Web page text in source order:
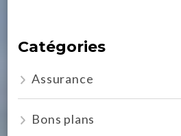
Catégories
Assurance
Bons plans